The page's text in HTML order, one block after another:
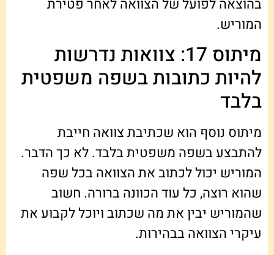
בהוצאה לפועל של הצוואה לאחר פטירת
המוריש.
מיתוס 17: צוואות נדרשות
להיות כתובות בשפה משפטית
בלבד
מיתוס נוסף הוא שכתיבת צוואה חייבת
להתבצע בשפה משפטית בלבד. לא כך הדבר.
המוריש יכול לכתוב את הצוואה בכל שפה
שהוא רוצה, כל עוד הכוונה ברורה. חשוב
שהמוריש יבין את מה שכתוב ויוכל לקבוע את
עיקרי הצוואה בבהירות.